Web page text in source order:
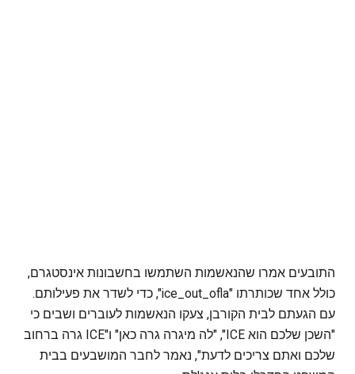
התובעים אמרו שהנאשמות השתמשו בחשבונות אינסטגרם,
כולל אחד שכותרתו "ice_out_ofla", כדי לשדר את פעילותם.
עם הגעתם לבית הקורבן, צעקו הנאשמות לעוברים ושבים כי
"השכן שלכם הוא ICE", "לה מיגרה גרה כאן" ו"ICE גרה ברחוב
שלכם ואתם צריכים לדעת", נאמר לחבר המושבעים בבית